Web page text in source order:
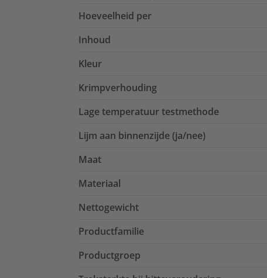
Hoeveelheid per
Inhoud
Kleur
Krimpverhouding
Lage temperatuur testmethode
Lijm aan binnenzijde (ja/nee)
Maat
Materiaal
Nettogewicht
Productfamilie
Productgroep